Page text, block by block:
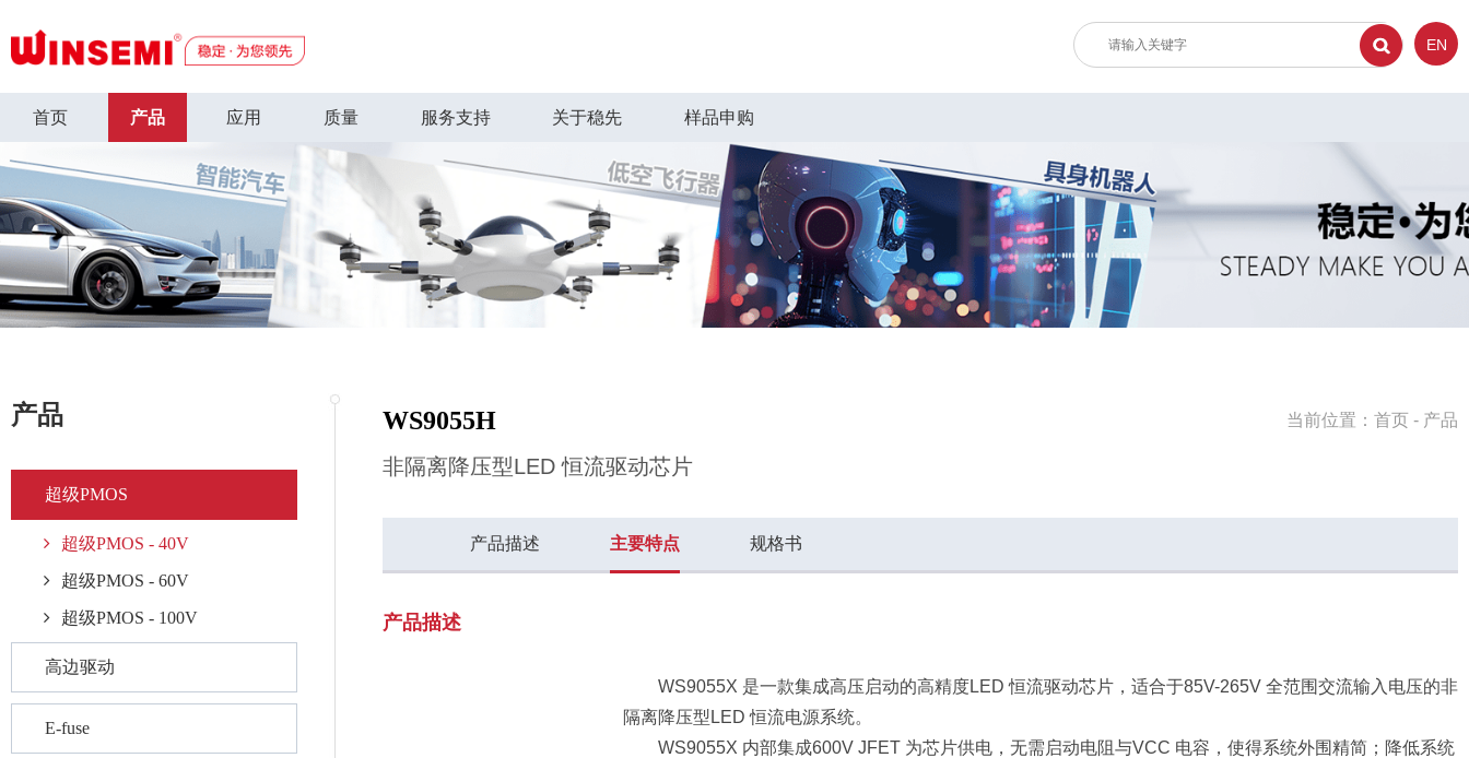
EN
首页 产品 应用 质量 服务支持 关于稳先 样品申购
产品
超级PMOS
超级PMOS - 40V
超级PMOS - 60V
超级PMOS - 100V
高边驱动
E-fuse
WS9055H 当前位置： 首页 - 产品
非隔离降压型LED 恒流驱动芯片
产品描述 主要特点 规格书
产品描述
WS9055X 是一款集成高压启动的高精度LED 恒流驱动芯片，适合于85V-265V 全范围交流输入电压的非
隔离降压型 LED 恒流电源系统。
WS9055X 内部集成600V JFET 为芯片供电，无需启动电阻与VCC 电容，使得系统外围精简；降低系统